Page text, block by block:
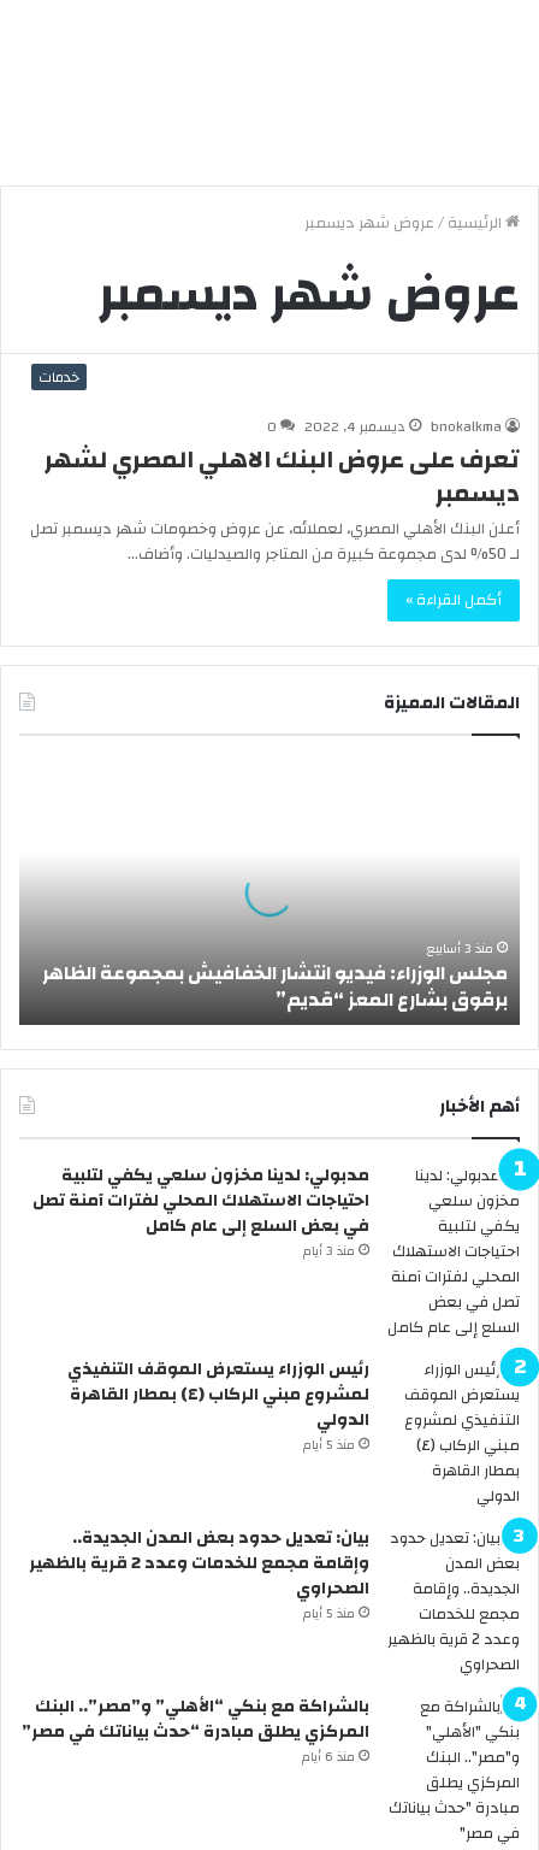
الرئيسية/عروض شهر ديسمبر
عروض شهر ديسمبر
خدمات
bnokalkma
ديسمبر 4, 2022 0
تعرف على عروض البنك الاهلي المصري لشهر
ديسمبر
أعلن البنك الأهلي المصري، لعملائه، عن عروض وخصومات شهر ديسمبر تصل
لـ 50% لدى مجموعة كبيرة من المتاجر والصيدليات. وأضاف…
أكمل القراءة »
المقالات المميزة
ء
:
ف
ي
ي
و
ا
ن
ت
ش
ا
ر
ا
ل
خ
ف
ا
ف
ي
ش
ب
م
ج
م
و
ع
ة
ا
ل
ظ
ا
ه
منذ 3 أسابيع
مجلس الوزراء: فيديو انتشار الخفافيش بمجموعة الظاهر
برقوق بشارع المعز “قديم”
أهم الأخبار
مدبولي: لدينا مخزون سلعي يكفي لتلبية
احتياجات الاستهلاك المحلي لفترات آمنة تصل
في بعض السلع إلى عام كامل
منذ 3 أيام
رئيس الوزراء يستعرض الموقف التنفيذي
لمشروع مبني الركاب (٤) بمطار القاهرة
الدولي
منذ 5 أيام
بيان: تعديل حدود بعض المدن الجديدة..
وإقامة مجمع للخدمات وعدد 2 قرية بالظهير
الصحراوي
منذ 5 أيام
بالشراكة مع بنكي “الأهلي” و”مصر”.. البنك
المركزي يطلق مبادرة “حدث بياناتك في مصر”
منذ 6 أيام